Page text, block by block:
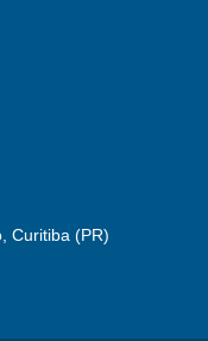
Curitiba (PR)